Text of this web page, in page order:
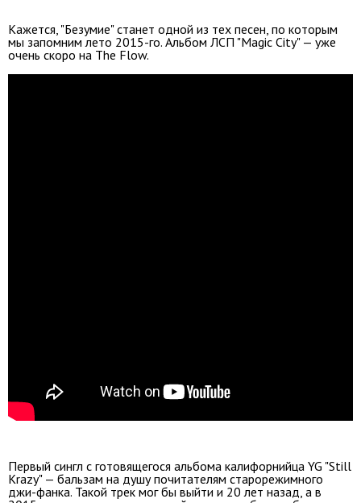
Кажется, "Безумие" станет одной из тех песен, по которым
мы запомним лето 2015-го. Альбом ЛСП "Magic City" — уже
очень скоро на The Flow.
Первый сингл с готовящегося альбома калифорнийца YG "Still
Krazy" — бальзам на душу почитателям старорежимного
джи-фанка. Такой трек мог бы выйти и 20 лет назад, а в